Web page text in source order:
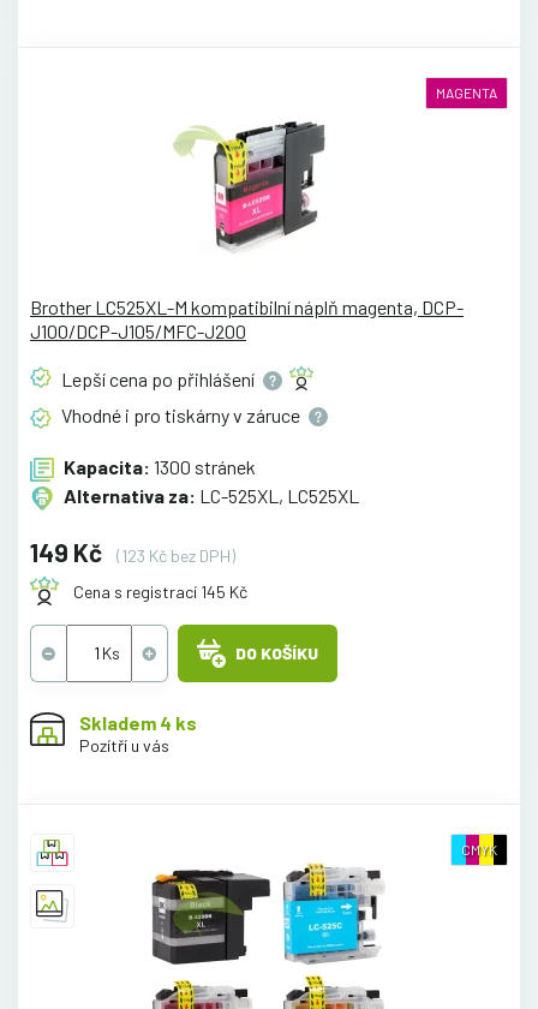
MAGENTA
Brother LC525XL-M kompatibilní náplň magenta, DCP-
J100/DCP-J105/MFC-J200
Lepší cena po přihlášení
Vhodné i pro tiskárny v záruce
Kapacita: 1300 stránek
Alternativa za: LC-525XL, LC525XL
149 Kč
(123 Kč bez DPH)
Cena s registrací 145 Kč
DO KOŠÍKU
Skladem 4 ks
Pozítří u vás
CMYK